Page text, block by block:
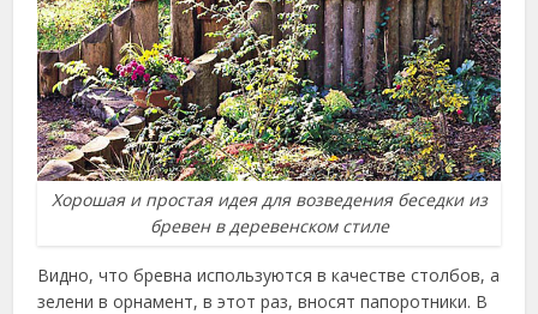
Хорошая и простая идея для возведения беседки из
бревен в деревенском стиле
Видно, что бревна используются в качестве столбов, а
зелени в орнамент, в этот раз, вносят папоротники. В